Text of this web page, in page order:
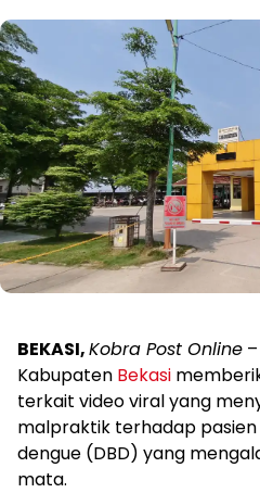
BEKASI,Kobra Post Online
Kabupaten Bekasi
terkait video viral yang
malpraktik terhadap
dengue (DBD) yang
mata.